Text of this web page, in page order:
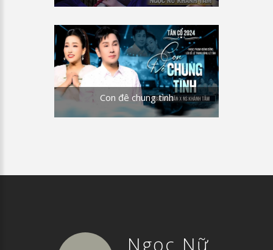
Con đê chung tình
Ngọc Nữ